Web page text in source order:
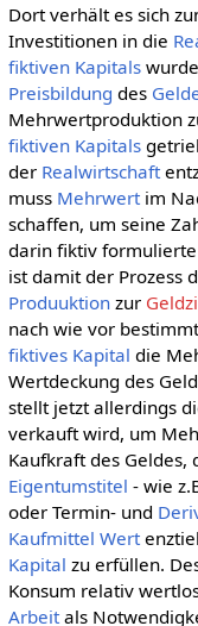
Dort verhält es sich
Investitionen in die
fiktiven Kapitals
Preisbildung des
Mehrwertproduktion
fiktiven Kapitals
der Realwirtschaft
muss Mehrwertim
schaffen, um seine
darin fiktiv formulierte
ist damit der Prozess
Produuktionzur
nach wie vor
fiktives Kapital die
Wertdeckung des
stellt jetzt allerdings
verkauft wird, um
Kaufkraft des Geldes,
Eigentumstitel - wie
oder Termin- und
Kaufmittel Wert
Kapital zu erfüllen.
Konsum relativ
Arbeitals